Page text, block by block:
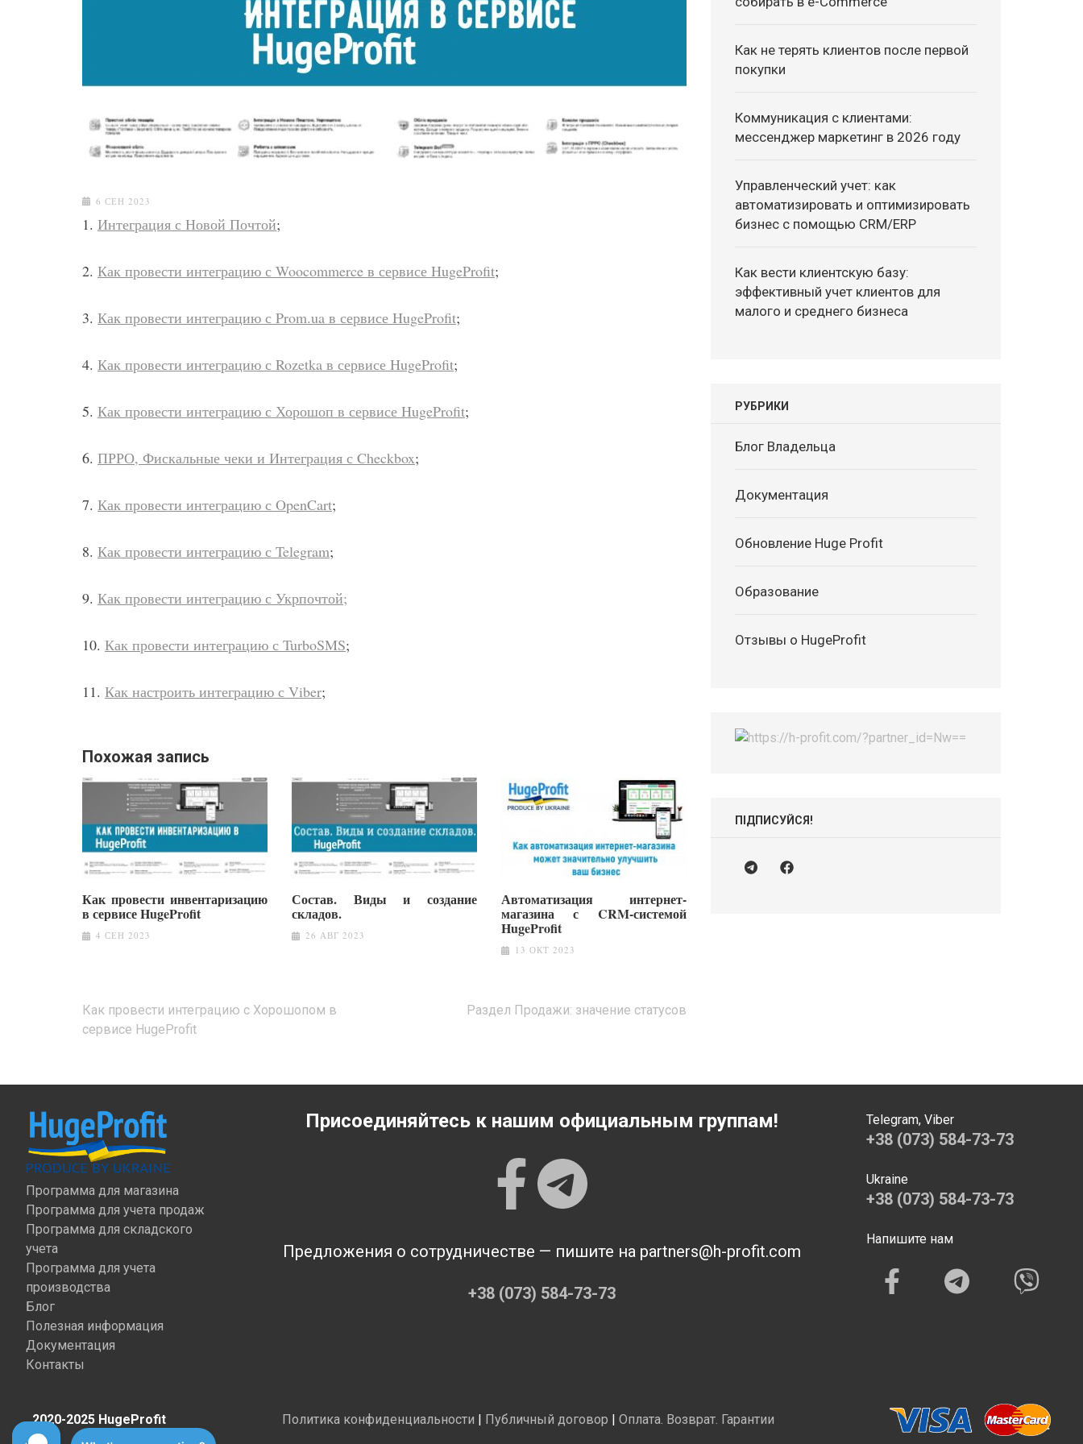
6 СЕН 2023
1. Интеграция с Новой Почтой;
2. Как провести интеграцию с Woocommerce в сервисе HugeProfit;
3. Как провести интеграцию с Prom.ua в сервисе HugeProfit;
4. Как провести интеграцию с Rozetka в сервисе HugeProfit;
5. Как провести интеграцию с Хорошоп в сервисе HugeProfit;
6. ПРРО, Фискальные чеки и Интеграция с Checkbox;
7. Как провести интеграцию с OpenCart;
8. Как провести интеграцию с Telegram;
9. Как провести интеграцию с Укрпочтой;
10. Как провести интеграцию с TurboSMS;
11. Как настроить интеграцию с Viber;
Похожая запись
Как провести инвентаризацию
в сервисе HugeProfit
4 СЕН 2023
Состав. Виды и создание
складов.
26 АВГ 2023
Автоматизация интернет-
магазина с CRM-системой
HugeProfit
13 ОКТ 2023
Навигация
по
Как провести интеграцию с Хорошопом в
сервисе HugeProfit
Раздел Продажи: значение статусов
Как не терять клиентов после первой
покупки
Коммуникация с клиентами:
мессенджер маркетинг в 2026 году
Управленческий учет: как
автоматизировать и оптимизировать
бизнес с помощью CRM/ERP
Как вести клиентскую базу:
эффективный учет клиентов для
малого и среднего бизнеса
РУБРИКИ
Блог Владельца
Документация
Обновление Huge Profit
Образование
Отзывы о HugeProfit
ПІДПИСУЙСЯ!
Программа для магазина
Программа для учета продаж
Программа для складского
учета
Программа для учета
производства
Блог
Полезная информация
Документация
Контакты
Присоединяйтесь к нашим официальным группам!
Предложения о сотрудничестве — пишите на partners@h-profit.com
+38 (073) 584-73-73
Telegram, Viber
+38 (073) 584-73-73
Ukraine
+38 (073) 584-73-73
Напишите нам
2020-2025 HugeProfit Политика конфиденциальности | Публичный договор | Оплата. Возврат. Гарантии